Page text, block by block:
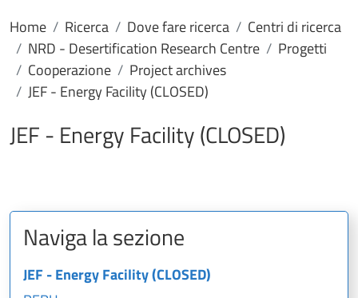
Home Ricerca Dove fare ricerca
Centri di ricerca
NRD - Desertification Research Centre
Progetti
Cooperazione
Project archives
JEF - Energy Facility (CLOSED)
JEF - Energy Facility (CLOSED)
Naviga la sezione
JEF - Energy Facility (CLOSED)